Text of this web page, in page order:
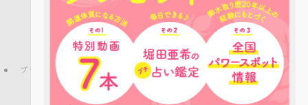
店舗案内 占い鑑定 パワーストーン
お役立ち情報
ピーコックLINE公式アカウントのご紹介
ブログ
プライバシーポリシー
特定商取引法 ご利用規約
お問い合わせ
会社概要